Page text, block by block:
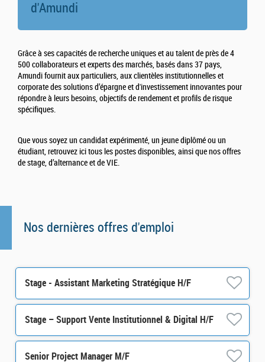
d'Amundi
Grâce à ses capacités de recherche uniques et au talent de près de 4
500 collaborateurs et experts des marchés, basés dans 37 pays,
Amundi fournit aux particuliers, aux clientèles institutionnelles et
corporate des solutions d’épargne et d'investissement innovantes pour
répondre à leurs besoins, objectifs de rendement et profils de risque
spécifiques.
Que vous soyez un candidat expérimenté, un jeune diplômé ou un
étudiant, retrouvez ici tous les postes disponibles, ainsi que nos offres
de stage, d’alternance et de VIE.
Nos dernières offres d'emploi
Stage - Assistant Marketing Stratégique H/F
Stage – Support Vente Institutionnel & Digital H/F
Senior Project Manager M/F